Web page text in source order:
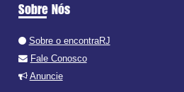
Sobre Nós
Sobre o encontraRJ
Fale Conosco
Anuncie